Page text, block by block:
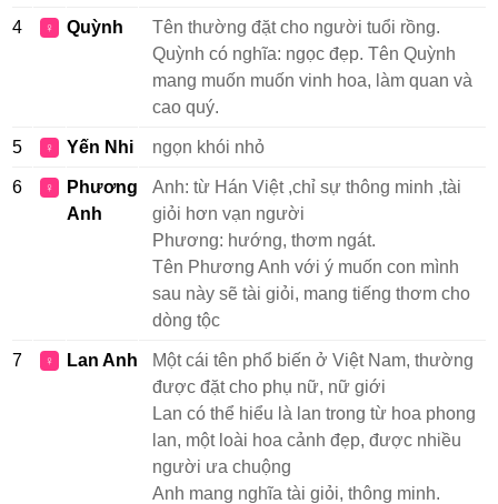
4 ♀ Quỳnh
Tên thường đặt cho người tuổi rồng.
Quỳnh có nghĩa: ngọc đẹp. Tên Quỳnh
mang muốn muốn vinh hoa, làm quan và
cao quý.
5 ♀ Yến Nhi ngọn khói nhỏ
6 ♀
Phương
Anh
Anh: từ Hán Việt ,chỉ sự thông minh ,tài
giỏi hơn vạn người
Phương: hướng, thơm ngát.
Tên Phương Anh với ý muốn con mình
sau này sẽ tài giỏi, mang tiếng thơm cho
dòng tộc
7 ♀ Lan Anh
Một cái tên phổ biến ở Việt Nam, thường
được đặt cho phụ nữ, nữ giới
Lan có thể hiểu là lan trong từ hoa phong
lan, một loài hoa cảnh đẹp, được nhiều
người ưa chuộng
Anh mang nghĩa tài giỏi, thông minh.